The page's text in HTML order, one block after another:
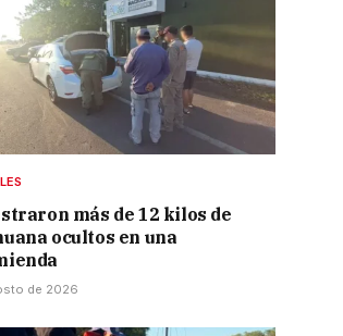
más de 12 kilos de
ocultos en una
de 2026